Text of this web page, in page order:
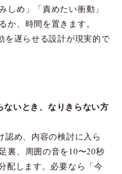
しめ」「責めたい衝動」
か、時間を置きます。
を遅らせる設計が現実的で
いとき、なりきらない方
認め、内容の検討に入ら
裏、周囲の音を10〜20秒
配します。必要なら「今